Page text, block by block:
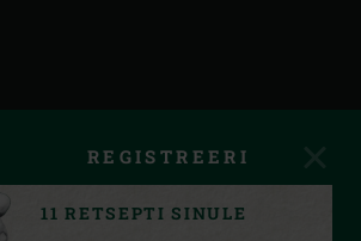
REGISTREERI
11 RETSEPTI SINULE